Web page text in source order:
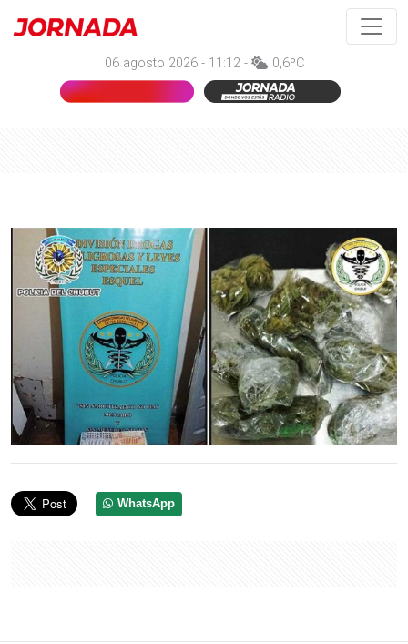
06 agosto 2026 - 11:12 - 0,6ºC
WhatsApp